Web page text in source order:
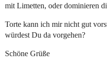
mit Limetten, oder dominieren
Torte kann ich mir nicht gut
würdest Du da vorgehen?
Schöne Grüße